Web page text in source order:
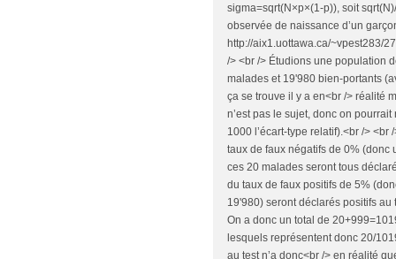
sigma=sqrt(N×p×(1-p)), soit
observée de naissance d’un
http://aix1.uottawa.ca/
/> <br /> Étudions une population
malades et 19'980 bien-portants
ça se trouve il y a en<br /> réalité
n’est pas le sujet, donc on
1000 l’écart-type relatif).<br />
taux de faux négatifs de 0%
ces 20 malades seront tous
du taux de faux positifs de 5%
19'980) seront déclarés positifs au
On a donc un total de
lesquels représentent donc 20/
au test n’a donc<br /> en réalité